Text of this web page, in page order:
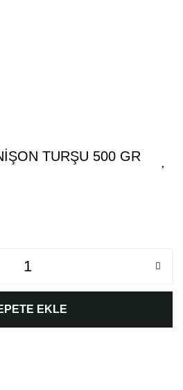
TURŞU 500 GR
EKLE